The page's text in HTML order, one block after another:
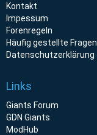
Kontakt
Impessum
Forenregeln
Häufig gestellte Fragen
Datenschutzerklärung
Links
Giants Forum
GDN Giants
ModHub